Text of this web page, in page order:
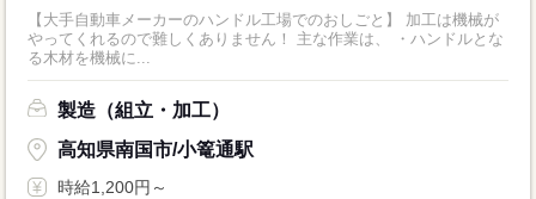
【大手自動車メーカーのハンドル工場でのおしごと】 加工は機械が
やってくれるので難しくありません！ 主な作業は、 ・ハンドルとな
る木材を機械に...
製造（組立・加工）
高知県南国市/小篭通駅
時給1,200円～